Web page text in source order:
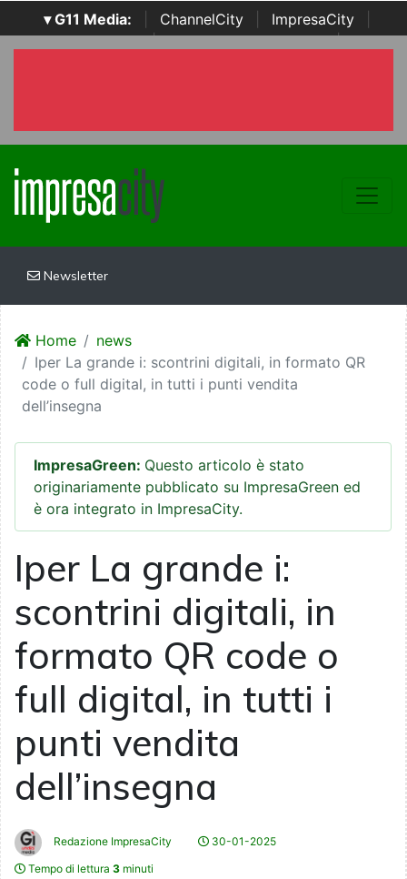
▾ G11 Media: ChannelCity ImpresaCity
SecurityOpenLab | Italian Channel Awards | Italian
Newsletter
Home
news
Iper La grande i: scontrini digitali, in formato QR
code o full digital, in tutti i punti vendita
dell’insegna
ImpresaGreen: Questo articolo è stato
originariamente pubblicato su ImpresaGreen ed
è ora integrato in ImpresaCity.
Iper La grande i:
scontrini digitali, in
formato QR code o
full digital, in tutti i
punti vendita
dell’insegna
Redazione ImpresaCity
30-01-2025
Tempo di lettura 3 minuti